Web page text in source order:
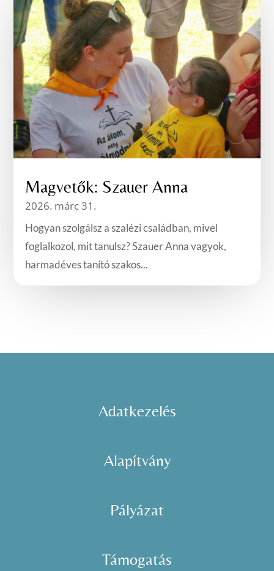
Magvetők: Szauer Anna
2026. márc 31.
Hogyan szolgálsz a szalézi családban, mivel
foglalkozol, mit tanulsz? Szauer Anna vagyok,
harmadéves tanító szakos...
Adatkezelés
Alapítvány
Pályázat
Támogatás